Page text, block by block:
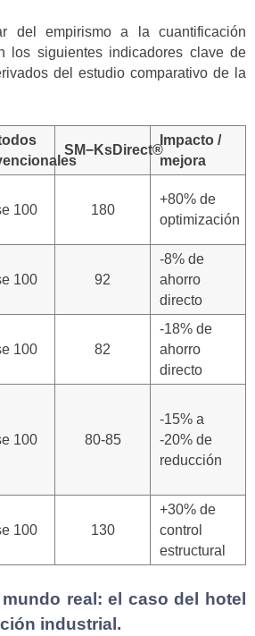
del empirismo a la cuantificación
los siguientes indicadores clave de
del estudio comparativo de la
SM−KsDirect®
Impacto /
mejora
100 180
+80% de
optimización
100 92
-8% de
ahorro
directo
100 82
-18% de
ahorro
directo
100 80-85
-15% a
-20% de
reducción
100 130
+30% de
control
estructural
real: el caso del hotel
industrial.